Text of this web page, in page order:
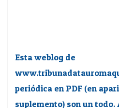
Esta weblog de
periódica en PDF (en
suplemento) son un todo.